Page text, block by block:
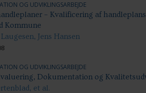
OG UDVIKLINGSARBEJDE
– Kvalificering af
Kommune
Jens Hansen
OG UDVIKLINGSARBEJDE
Dokumentation og
et al.